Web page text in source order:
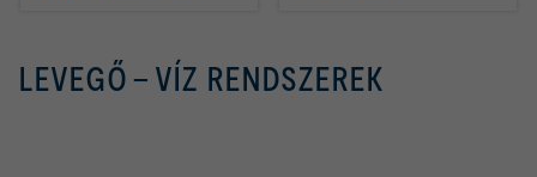
LEVEGŐ - VÍZ RENDSZEREK